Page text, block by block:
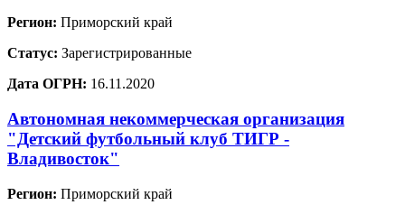
Регион: Приморский край
Статус: Зарегистрированные
Дата ОГРН: 16.11.2020
Автономная некоммерческая организация
"Детский футбольный клуб ТИГР -
Владивосток"
Регион: Приморский край